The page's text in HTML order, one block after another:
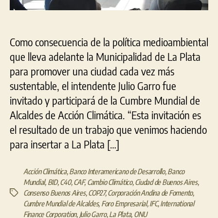
Como consecuencia de la política medioambiental
que lleva adelante la Municipalidad de La Plata
para promover una ciudad cada vez más
sustentable, el intendente Julio Garro fue
invitado y participará de la Cumbre Mundial de
Alcaldes de Acción Climática. “Esta invitación es
el resultado de un trabajo que venimos haciendo
para insertar a La Plata […]
Etiquetas
Acción Climática, Banco Interamericano de Desarrollo, Banco
Mundial, BID, C40, CAF,Cambio Climático, Ciudad de Buenos Aires,
Consenso Buenos Aires, COP27,Corporación Andina de Fomento,
Cumbre Mundial de Alcaldes, Foro Empresarial,IFC,International
Finance Corporation, Julio Garro, La Plata, ONU